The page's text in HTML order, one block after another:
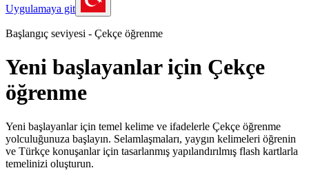
Uygulamaya git
Başlangıç seviyesi - Çekçe öğrenme
Yeni başlayanlar için Çekçe
öğrenme
Yeni başlayanlar için temel kelime ve ifadelerle Çekçe öğrenme
yolculuğunuza başlayın. Selamlaşmaları, yaygın kelimeleri öğrenin
ve Türkçe konuşanlar için tasarlanmış yapılandırılmış flash kartlarla
temelinizi oluşturun.